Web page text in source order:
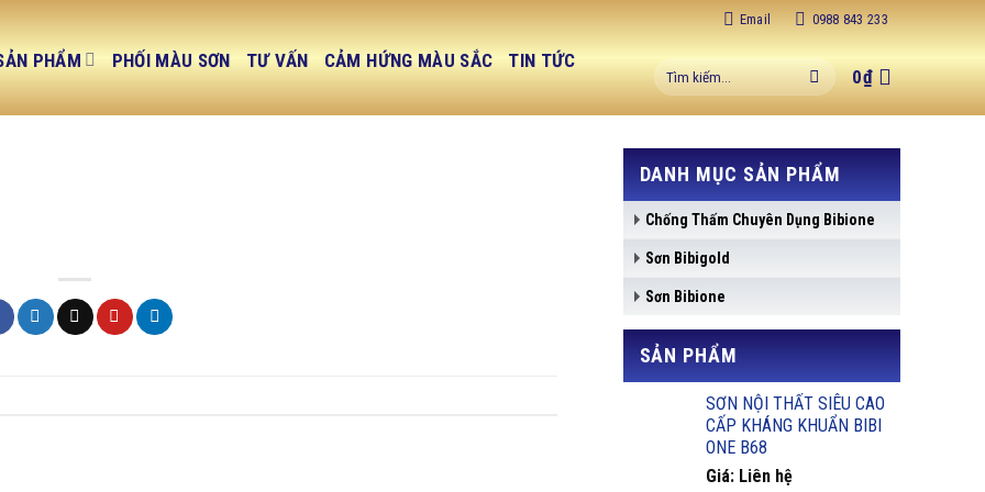
Email 0988 843 233
PHẨM PHỐI MÀU SƠN TƯ VẤN CẢM HỨNG MÀU SẮC
TIN TỨC
kiếm:
0₫
DANH MỤC SẢN PHẨM
Chống Thấm Chuyên Dụng Bibione
Sơn Bibigold
Sơn Bibione
SẢN PHẨM
SƠN NỘI THẤT SIÊU CAO
CẤP KHÁNG KHUẨN BIBI
ONE B68
Giá: Liên hệ